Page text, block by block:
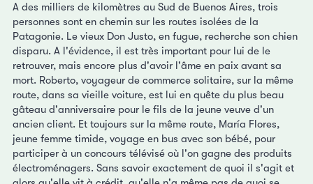
A des milliers de kilomètres au Sud de Buenos Aires, trois
personnes sont en chemin sur les routes isolées de la
Patagonie. Le vieux Don Justo, en fugue, recherche son chien
disparu. A l'évidence, il est très important pour lui de le
retrouver, mais encore plus d'avoir l'âme en paix avant sa
mort. Roberto, voyageur de commerce solitaire, sur la même
route, dans sa vieille voiture, est lui en quête du plus beau
gâteau d'anniversaire pour le fils de la jeune veuve d'un
ancien client. Et toujours sur la même route, María Flores,
jeune femme timide, voyage en bus avec son bébé, pour
participer à un concours télévisé où l'on gagne des produits
électroménagers. Sans savoir exactement de quoi il s'agit et